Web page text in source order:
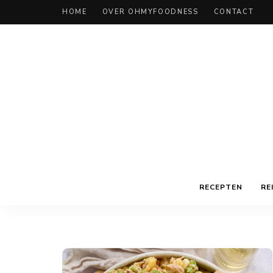
HOME OVER OHMYFOODNESS CONTACT
RECEPTEN